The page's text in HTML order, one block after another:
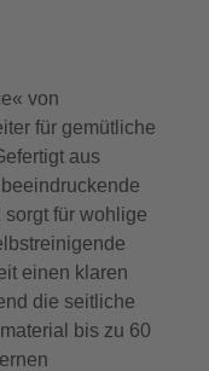
von
für gemütliche
aus
für wohlige
einen klaren
die seitliche
bis zu 60